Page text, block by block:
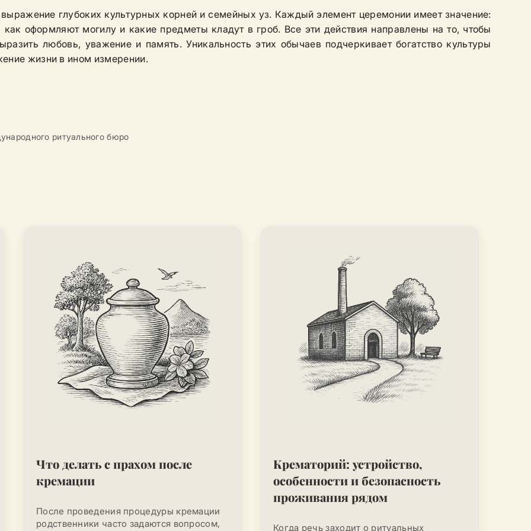
глубоких культурных корней и семейных уз. Каждый элемент церемонии имеет значение:
как оформляют могилу и какие предметы кладут в гроб. Все эти действия направлены на то, чтобы
любовь, уважение и память. Уникальность этих обычаев подчеркивает богатство культуры
жизни в ином измерении.
ритуального бюро
Что делать с прахом после
кремации
После проведения процедуры кремации
родственники часто задаются вопросом,
Крематорий: устройство,
особенности и безопасность
проживания рядом
Когда речь заходит о ритуальных